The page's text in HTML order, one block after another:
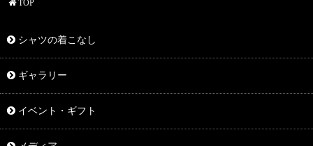
TOP
シャツの着こなし
ギャラリー
イベント・ギフト